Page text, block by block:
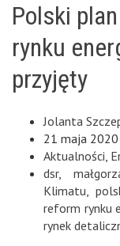
Polski
rynku
przyjęty
Jolanta
21 maja 2020
Aktualności
dsr,
Klimatu ,
reform rynku
rynek